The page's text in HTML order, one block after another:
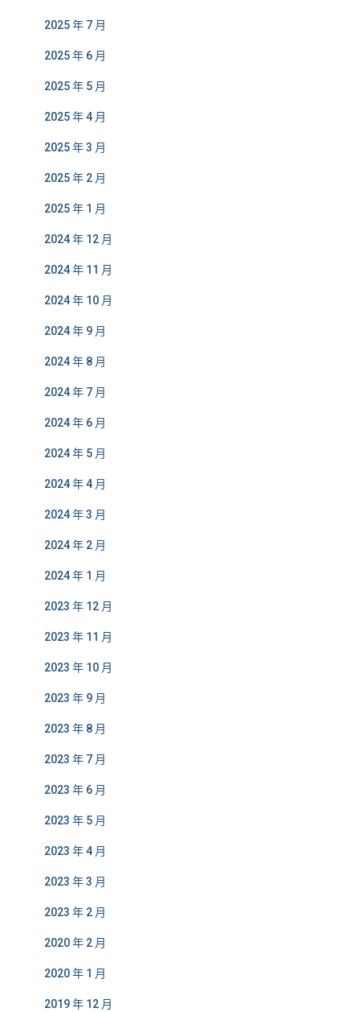
2025 年 7 月
2025 年 6 月
2025 年 5 月
2025 年 4 月
2025 年 3 月
2025 年 2 月
2025 年 1 月
2024 年 12 月
2024 年 11 月
2024 年 10 月
2024 年 9 月
2024 年 8 月
2024 年 7 月
2024 年 6 月
2024 年 5 月
2024 年 4 月
2024 年 3 月
2024 年 2 月
2024 年 1 月
2023 年 12 月
2023 年 11 月
2023 年 10 月
2023 年 9 月
2023 年 8 月
2023 年 7 月
2023 年 6 月
2023 年 5 月
2023 年 4 月
2023 年 3 月
2023 年 2 月
2020 年 2 月
2020 年 1 月
2019 年 12 月